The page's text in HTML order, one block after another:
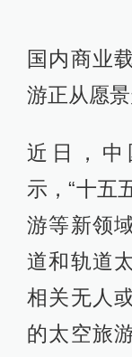
国内商业
游正从愿景
近日，
示，“十五
游等新领
道和轨道
相关无人
的太空旅